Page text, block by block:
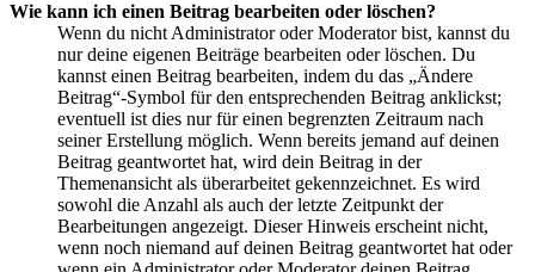
Wie kann ich einen Beitrag bearbeiten oder löschen?
Wenn du nicht Administrator oder Moderator bist, kannst du
nur deine eigenen Beiträge bearbeiten oder löschen. Du
kannst einen Beitrag bearbeiten, indem du das „Ändere
Beitrag“-Symbol für den entsprechenden Beitrag anklickst;
eventuell ist dies nur für einen begrenzten Zeitraum nach
seiner Erstellung möglich. Wenn bereits jemand auf deinen
Beitrag geantwortet hat, wird dein Beitrag in der
Themenansicht als überarbeitet gekennzeichnet. Es wird
sowohl die Anzahl als auch der letzte Zeitpunkt der
Bearbeitungen angezeigt. Dieser Hinweis erscheint nicht,
wenn noch niemand auf deinen Beitrag geantwortet hat oder